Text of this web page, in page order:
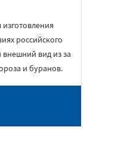
российского
внешний вид из за
и буранов.